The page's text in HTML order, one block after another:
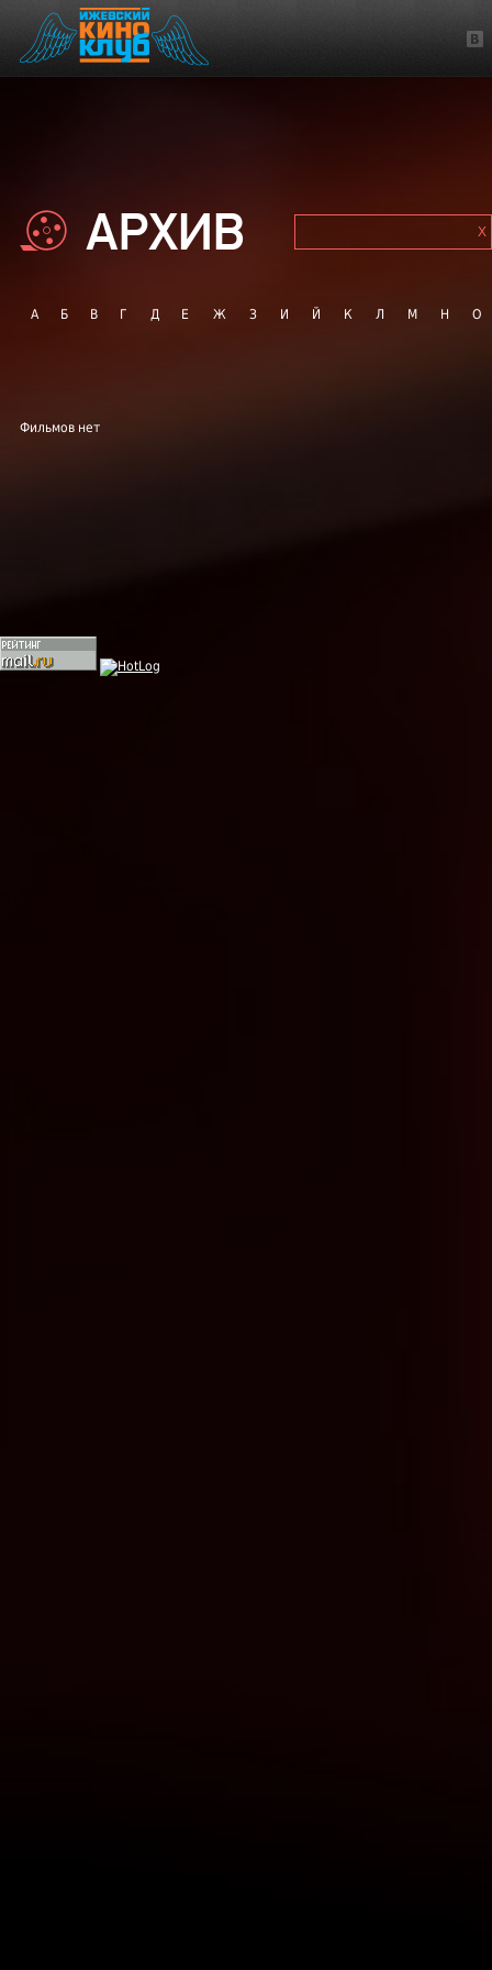
АРХИВ
А Б В Г Д Е Ж З И Й К Л М Н О
Фильмов нет